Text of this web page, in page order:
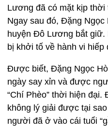
Lương đã có mặt kịp thời
Ngay sau đó, Đặng
huyện Đô Lương bắt
bị khởi tố về hành vi hiếp
Được biết, Đặng Ngọc
ngày say xỉn và được
“Chí Phèo” thời hiện
không lý giải được tại
người đã ở vào cái tuổi